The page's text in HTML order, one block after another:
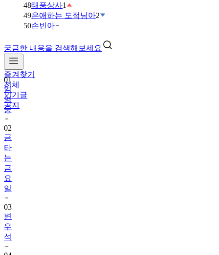
48태풍상사1
49은애하는 도적님아2
50손빈아
궁금한 내용을 검색해보세요
즐겨찾기
전체
인기글
공지
01
임
영
웅
02
금
타
는
금
요
일
03
변
우
석